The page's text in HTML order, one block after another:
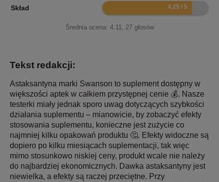
Skład 8.5
Średnia ocena: 4.11, 27głosów
Tekst redakcji:
Astaksantyna marki Swanson to suplement dostępny w
większości aptek w całkiem przystępnej cenie 💰. Nasze
testerki miały jednak sporo uwag dotyczących szybkości
działania suplementu – mianowicie, by zobaczyć efekty
stosowania suplementu, konieczne jest zużycie co
najmniej kilku opakowań produktu 🤔. Efekty widoczne są
dopiero po kilku miesiącach suplementacji, tak więc
mimo stosunkowo niskiej ceny, produkt wcale nie należy
do najbardziej ekonomicznych. Dawka astaksantyny jest
niewielka, a efekty są raczej przeciętne. Przy